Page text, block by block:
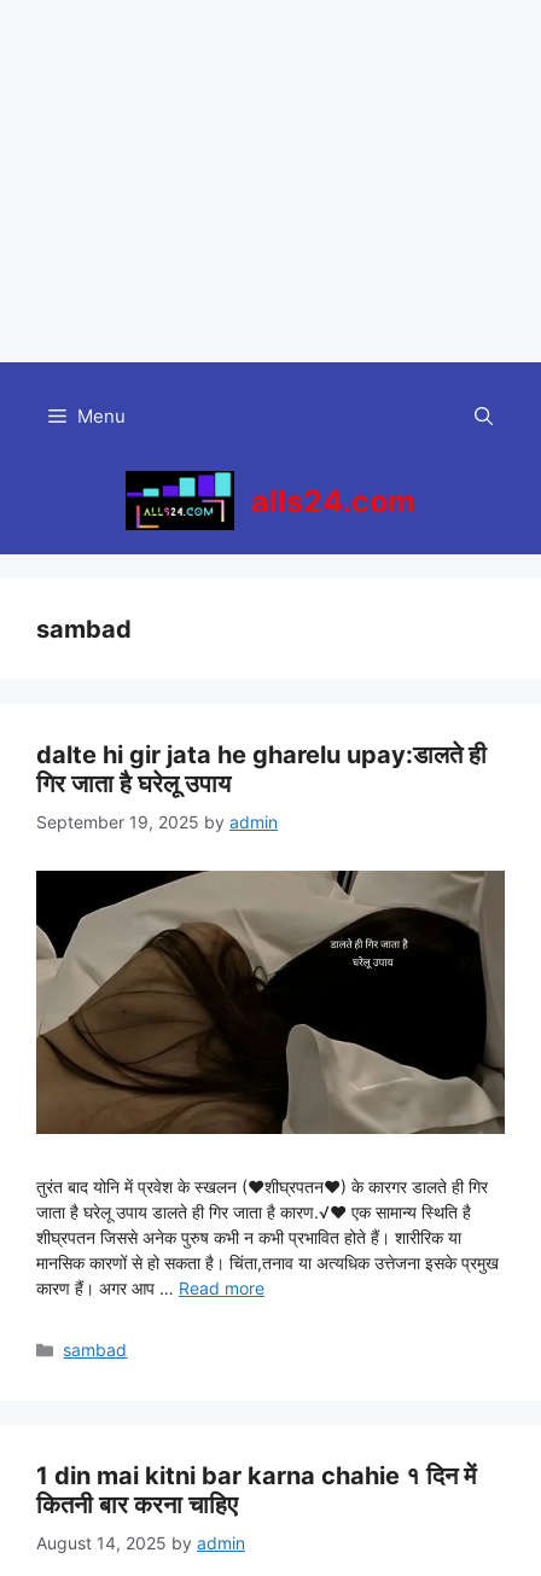
content
Menu
alls24.com
sambad
dalte hi gir jata he gharelu upay:डालते ही
गिर जाता है घरेलू उपाय
September 19, 2025 by admin
तुरंत बाद योनि में प्रवेश के स्खलन (♥शीघ्रपतन♥) के कारगर डालते ही गिर
जाता है घरेलू उपाय डालते ही गिर जाता है कारण.√♥ एक सामान्य स्थिति है
शीघ्रपतन जिससे अनेक पुरुष कभी न कभी प्रभावित होते हैं। शारीरिक या
मानसिक कारणों से हो सकता है। चिंता,तनाव या अत्यधिक उत्तेजना इसके प्रमुख
कारण हैं। अगर आप … Read more
Categories
sambad
1 din mai kitni bar karna chahie १ दिन में
कितनी बार करना चाहिए
August 14, 2025 by admin